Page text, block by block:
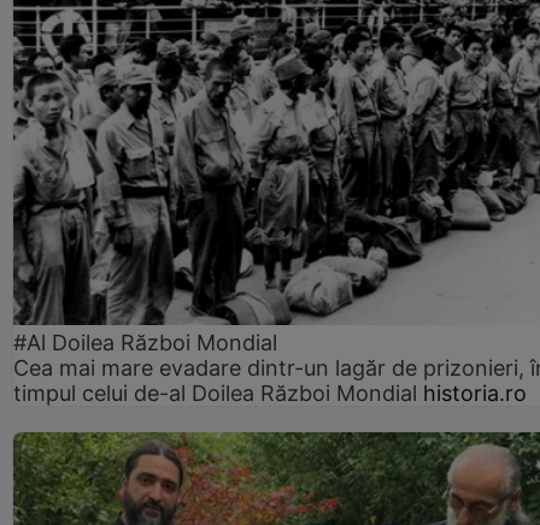
#Al Doilea Război Mondial
Cea mai mare evadare dintr-un lagăr de prizonieri,
timpul celui de-al Doilea Război Mondial historia.ro